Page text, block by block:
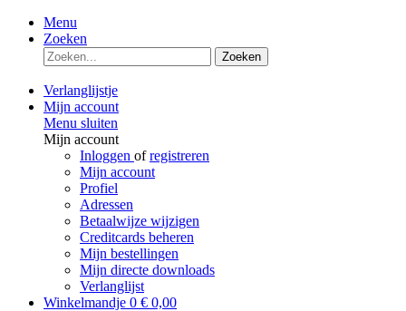
Menu
Zoeken
Zoeken
Verlanglijstje
Mijn account
Menu sluiten
Mijn account
Inloggen ofregistreren
Mijn account
Profiel
Adressen
Betaalwijze wijzigen
Creditcards beheren
Mijn bestellingen
Mijn directe downloads
Verlanglijst
Winkelmandje 0 € 0,00